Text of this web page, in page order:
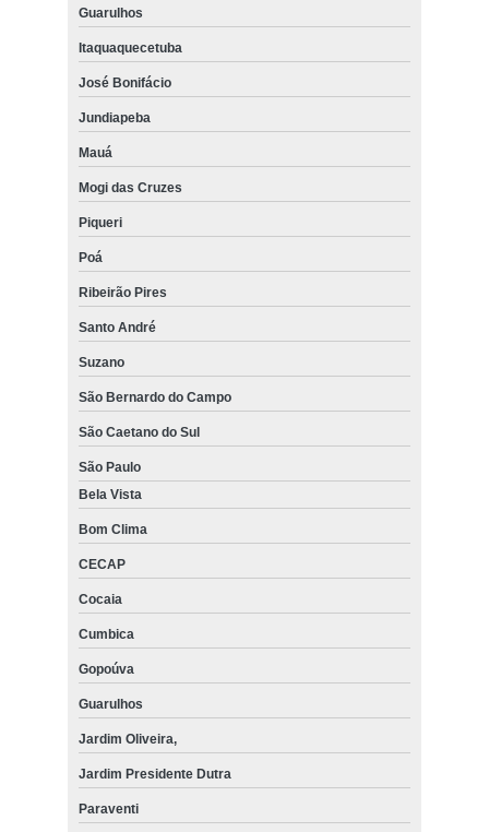
Guarulhos
Itaquaquecetuba
José Bonifácio
Jundiapeba
Mauá
Mogi das Cruzes
Piqueri
Poá
Ribeirão Pires
Santo André
Suzano
São Bernardo do Campo
São Caetano do Sul
São Paulo
Bela Vista
Bom Clima
CECAP
Cocaia
Cumbica
Gopoúva
Guarulhos
Jardim Oliveira,
Jardim Presidente Dutra
Paraventi